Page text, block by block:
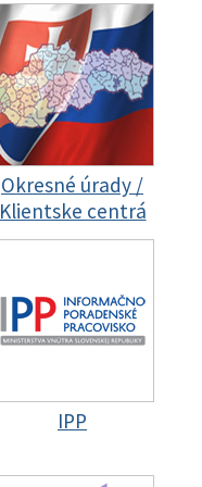
Okresné úrady /
Klientske centrá
IPP